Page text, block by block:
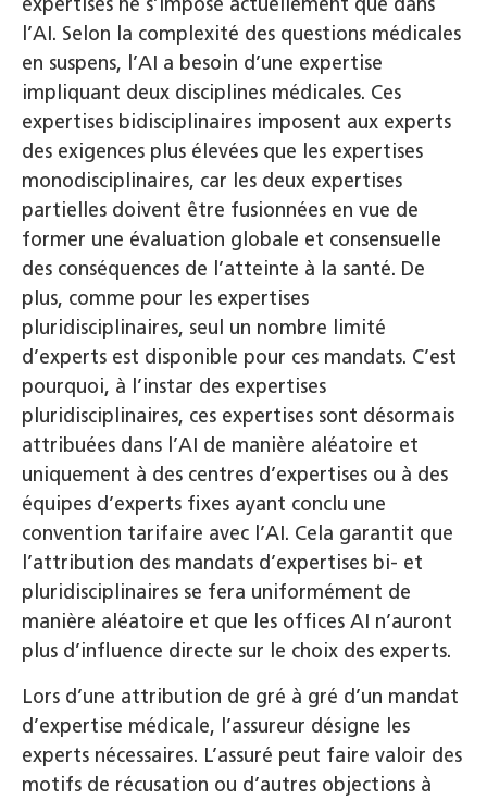
l’AI. Selon la complexité des questions médicales
en suspens, l’AI a besoin d’une expertise
impliquant deux disciplines médicales. Ces
expertises bidisciplinaires imposent aux experts
des exigences plus élevées que les expertises
monodisciplinaires, car les deux expertises
partielles doivent être fusionnées en vue de
former une évaluation globale et consensuelle
des conséquences de l’atteinte à la santé. De
plus, comme pour les expertises
pluridisciplinaires, seul un nombre limité
d’experts est disponible pour ces mandats. C’est
pourquoi, à l’instar des expertises
pluridisciplinaires, ces expertises sont désormais
attribuées dans l’AI de manière aléatoire et
uniquement à des centres d’expertises ou à des
équipes d’experts fixes ayant conclu une
convention tarifaire avec l’AI. Cela garantit que
l’attribution des mandats d’expertises bi- et
pluridisciplinaires se fera uniformément de
manière aléatoire et que les offices AI n’auront
plus d’influence directe sur le choix des experts.
Lors d’une attribution de gré à gré d’un mandat
d’expertise médicale, l’assureur désigne les
experts nécessaires. L’assuré peut faire valoir des
motifs de récusation ou d’autres objections à